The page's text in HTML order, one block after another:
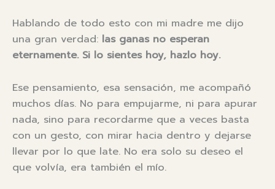
Hablando de todo esto con mi madre me dijo
una gran verdad: las ganas no esperan
eternamente. Si lo sientes hoy, hazlo hoy.
Ese pensamiento, esa sensación, me acompañó
muchos días. No para empujarme, ni para apurar
nada, sino para recordarme que a veces basta
con un gesto, con mirar hacia dentro y dejarse
llevar por lo que late. No era solo su deseo el
que volvía, era también el mío.